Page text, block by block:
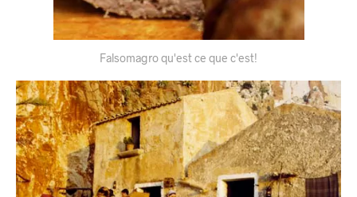
Falsomagro qu'est ce que c'est!